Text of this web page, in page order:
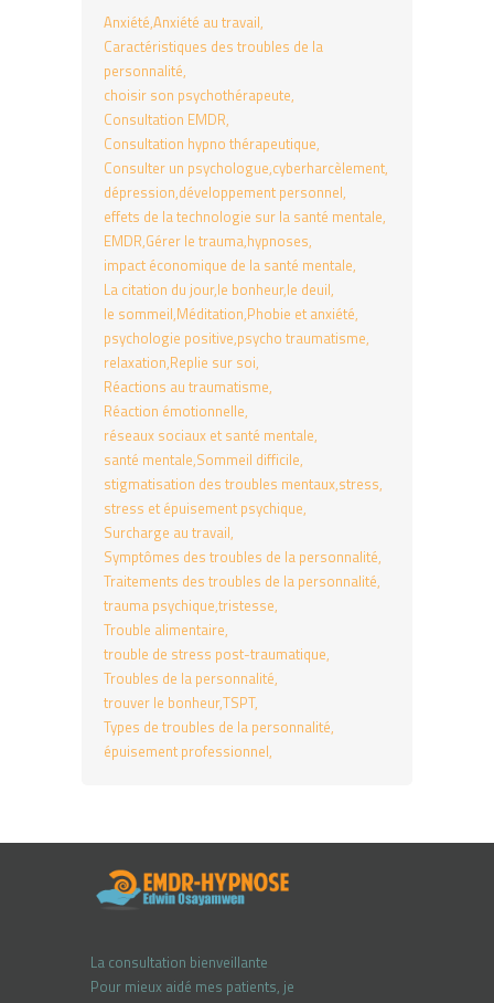
Anxiété Anxiété au travail
Caractéristiques des troubles de la
personnalité
choisir son psychothérapeute
Consultation EMDR
Consultation hypno thérapeutique
Consulter un psychologue cyberharcèlement
dépression développement personnel
effets de la technologie sur la santé mentale
EMDR Gérer le trauma hypnoses
impact économique de la santé mentale
La citation du jour le bonheur le deuil
le sommeil Méditation Phobie et anxiété
psychologie positive psycho traumatisme
relaxation Replie sur soi
Réactions au traumatisme
Réaction émotionnelle
réseaux sociaux et santé mentale
santé mentale Sommeil difficile
stigmatisation des troubles mentaux stress
stress et épuisement psychique
Surcharge au travail
Symptômes des troubles de la personnalité
Traitements des troubles de la personnalité
trauma psychique tristesse
Trouble alimentaire
trouble de stress post-traumatique
Troubles de la personnalité
trouver le bonheurTSPT
Types de troubles de la personnalité
épuisement professionnel
La consultation bienveillante
Pour mieux aidé mes patients, je